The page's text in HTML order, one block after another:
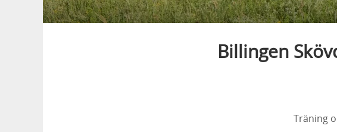
Billingen
Träning